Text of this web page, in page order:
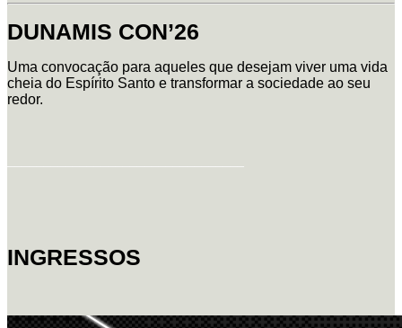
DUNAMIS CON’26
Uma convocação para aqueles que desejam viver uma vida
cheia do Espírito Santo e transformar a sociedade ao seu
redor.
INGRESSOS